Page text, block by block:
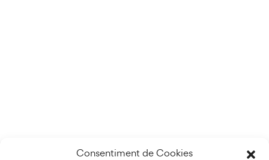
Consentiment de Cookies